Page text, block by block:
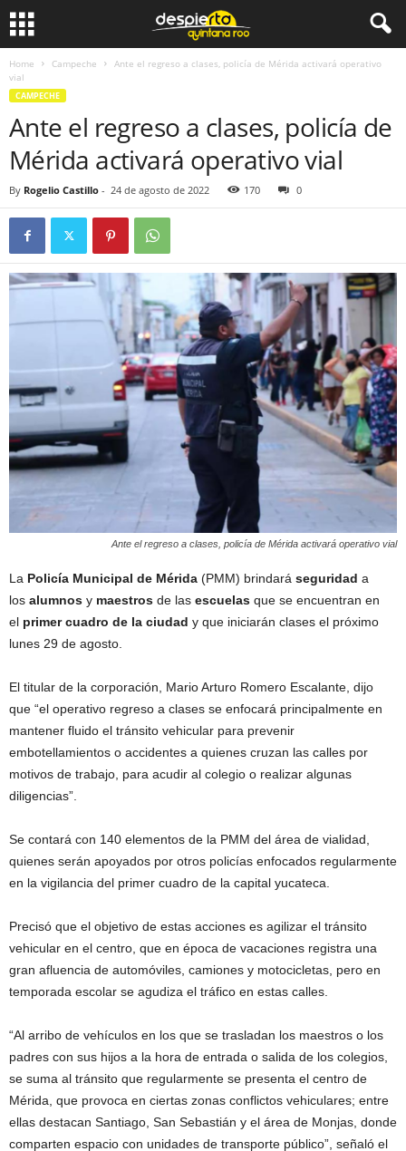
Home Campeche
Ante el regreso a clases, policía de Mérida activará operativo
vial
CAMPECHE
Ante el regreso a clases, policía de
Mérida activará operativo vial
By Rogelio Castillo - 24 de agosto de 2022 170 0
Ante el regreso a clases, policía de Mérida activará operativo vial
La Policía Municipal de Mérida (PMM) brindará seguridad a
los alumnos y maestros de las escuelas que se encuentran en
el primer cuadro de la ciudad y que iniciarán clases el próximo
lunes 29 de agosto.
El titular de la corporación, Mario Arturo Romero Escalante, dijo
que “el operativo regreso a clases se enfocará principalmente en
mantener fluido el tránsito vehicular para prevenir
embotellamientos o accidentes a quienes cruzan las calles por
motivos de trabajo, para acudir al colegio o realizar algunas
diligencias”.
Se contará con 140 elementos de la PMM del área de vialidad,
quienes serán apoyados por otros policías enfocados regularmente
en la vigilancia del primer cuadro de la capital yucateca.
Precisó que el objetivo de estas acciones es agilizar el tránsito
vehicular en el centro, que en época de vacaciones registra una
gran afluencia de automóviles, camiones y motocicletas, pero en
temporada escolar se agudiza el tráfico en estas calles.
“Al arribo de vehículos en los que se trasladan los maestros o los
padres con sus hijos a la hora de entrada o salida de los colegios,
se suma al tránsito que regularmente se presenta el centro de
Mérida, que provoca en ciertas zonas conflictos vehiculares; entre
ellas destacan Santiago, San Sebastián y el área de Monjas, donde
comparten espacio con unidades de transporte público”, señaló el